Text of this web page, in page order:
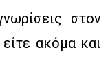
στον
ακόμα και